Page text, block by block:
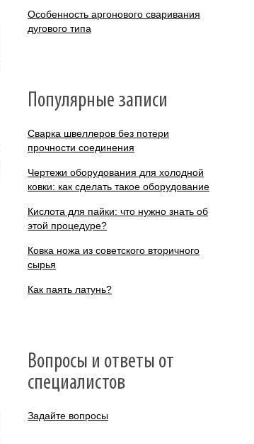
Особенность аргонового сваривания
дугового типа
Популярные записи
Сварка швеллеров без потери
прочности соединения
Чертежи оборудования для холодной
ковки: как сделать такое оборудование
Кислота для пайки: что нужно знать об
этой процедуре?
Ковка ножа из советского вторичного
сырья
Как паять латунь?
Вопросы и ответы от
специалистов
Задайте вопросы